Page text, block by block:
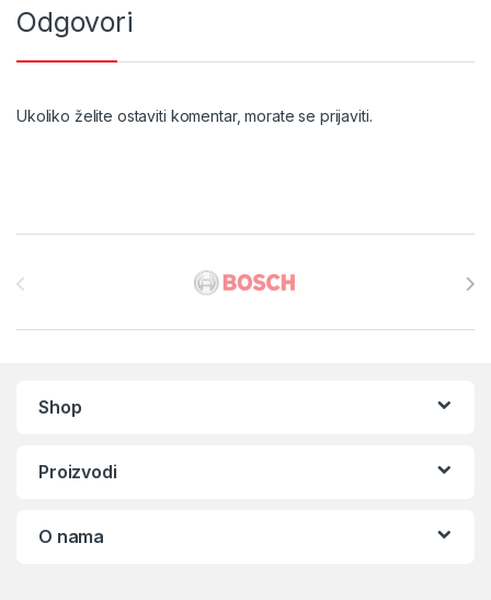
Odgovori
Ukoliko želite ostaviti komentar, morate se prijaviti.
Shop
Proizvodi
O nama